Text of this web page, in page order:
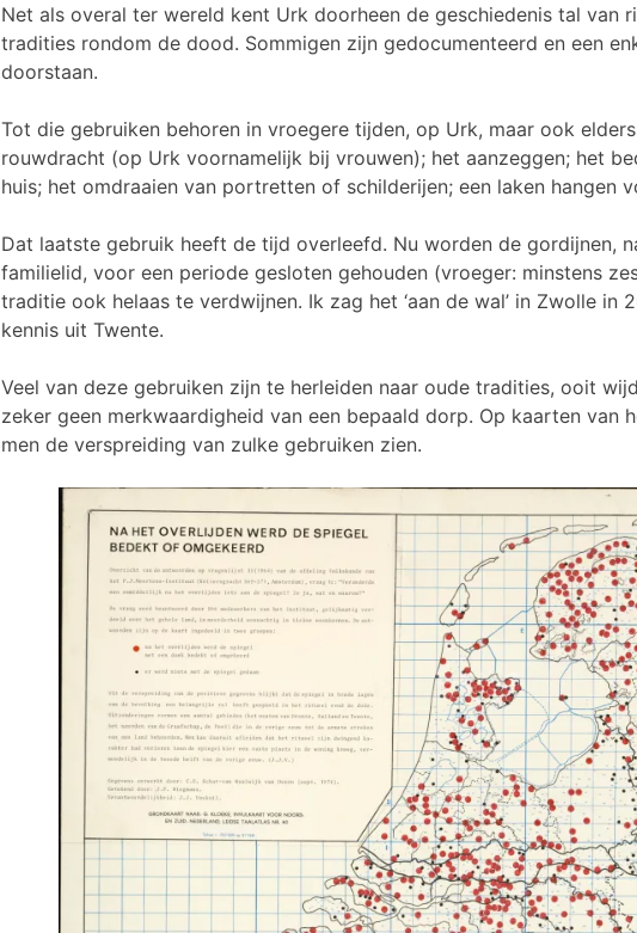
Net als overal ter wereld kent Urk doorheen de geschiedenis tal van
tradities rondom de dood. Sommigen zijn gedocumenteerd en een
doorstaan.
Tot die gebruiken behoren in vroegere tijden, op Urk, maar ook
rouwdracht (op Urk voornamelijk bij vrouwen); het aanzeggen; het
huis; het omdraaien van portretten of schilderijen; een laken hangen
Dat laatste gebruik heeft de tijd overleefd. Nu worden de gordijnen,
familielid, voor een periode gesloten gehouden (vroeger: minstens
traditie ook helaas te verdwijnen. Ik zag het ‘aan de wal’ in Zwolle in
kennis uit Twente.
Veel van deze gebruiken zijn te herleiden naar oude tradities, ooit
zeker geen merkwaardigheid van een bepaald dorp. Op kaarten van
men de verspreiding van zulke gebruiken zien.